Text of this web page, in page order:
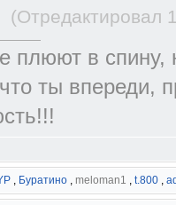
(Отредактировал
плюют в
ты впереди,
, Буратино , meloman1 , t.800 ,